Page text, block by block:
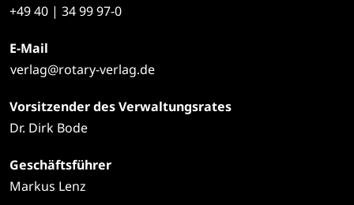
+4940 | 34 99 97-0
E-Mail
verlag@rotary-verlag.de
Vorsitzender des Verwaltungsrates
Dr. Dirk Bode
Geschäftsführer
Markus Lenz